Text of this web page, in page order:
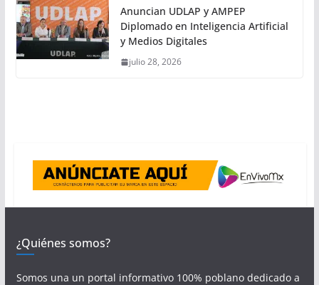
Anuncian UDLAP y AMPEP
Diplomado en Inteligencia Artificial
y Medios Digitales
julio 28, 2026
¿Quiénes somos?
Somos una un portal informativo 100% poblano dedicado a